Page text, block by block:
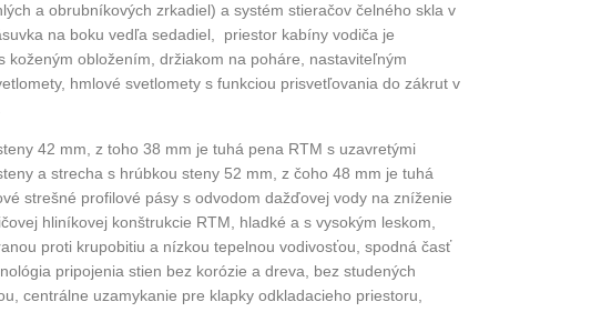
a obrubníkových zrkadiel) a systém stieračov čelného skla v
na boku vedľa sedadiel, priestor kabíny vodiča je
obložením, držiakom na poháre, nastaviteľným
hmlové svetlomety s funkciou prisvetľovania do zákrut v
42 mm, z toho 38 mm je tuhá pena RTM s uzavretými
a strecha s hrúbkou steny 52 mm, z čoho 48 mm je tuhá
strešné profilové pásy s odvodom dažďovej vody na zníženie
hliníkovej konštrukcie RTM, hladké a s vysokým leskom,
proti krupobitiu a nízkou tepelnou vodivosťou, spodná časť
pripojenia stien bez korózie a dreva, bez studených
centrálne uzamykanie pre klapky odkladacieho priestoru,